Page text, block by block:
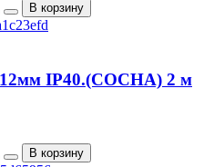
IP40.(СОСНА) 2 м